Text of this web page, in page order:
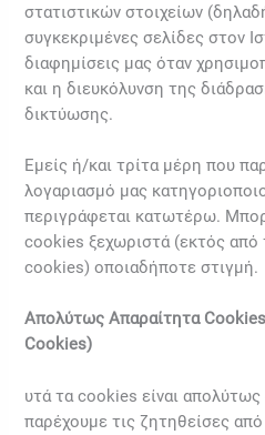
στατιστικών στοιχείων
συγκεκριμένες σελίδες στον
διαφημίσεις μας όταν
και η διευκόλυνση της
δικτύωσης.
Εμείς ή/και τρίτα μέρη που
λογαριασμό μας
περιγράφεται κατωτέρω.
cookies ξεχωριστά (εκτός
cookies) οποιαδήποτε στιγμή.
Απολύτως Απαραίτητα
Cookies)
υτά τα cookies είναι απολύτως
παρέχουμε τις ζητηθείσες